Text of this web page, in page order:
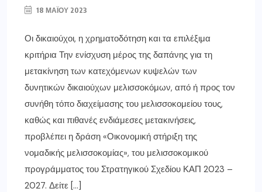
18 ΜΑΪ́ΟΥ 2023
Οι δικαιούχοι, η χρηματοδότηση και τα επιλέξιμα
κριτήρια Την ενίσχυση μέρος της δαπάνης για τη
μετακίνηση των κατεχόμενων κυψελών των
δυνητικών δικαιούχων μελισσοκόμων, από ή προς τον
συνήθη τόπο διαχείμασης του μελισσοκομείου τους,
καθώς και πιθανές ενδιάμεσες μετακινήσεις,
προβλέπει η δράση «Οικονομική στήριξη της
νομαδικής μελισσοκομίας», του μελισσοκομικού
προγράμματος του Στρατηγικού Σχεδίου ΚΑΠ 2023 –
2027. Δείτε […]